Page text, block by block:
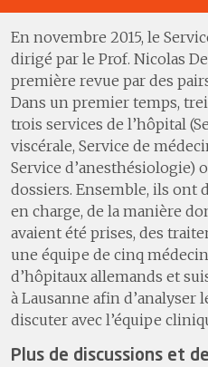
En novembre 2015, le
dirigé par le Prof. Nicolas
première revue par des
Dans un premier temps,
trois services de l’hôpital
viscérale, Service de
Service d’anesthésiologie)
dossiers. Ensemble, ils ont
en charge, de la manière
avaient été prises, des
une équipe de cinq
d’hôpitaux allemands et
à Lausanne afin
discuter avec l’équipe
Plus de discussions et